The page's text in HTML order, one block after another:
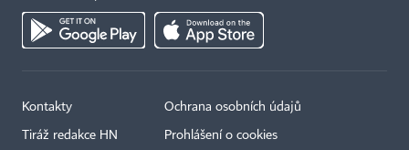
Kontakty
Tiráž redakce HN
Ochrana osobních údajů
Prohlášení o cookies